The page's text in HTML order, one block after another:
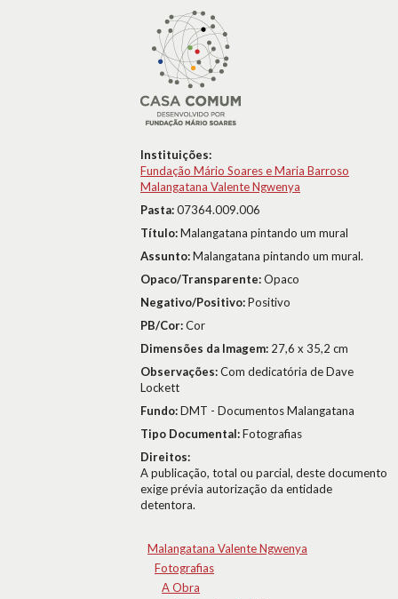
Instituições:
Fundação Mário Soares e Maria Barroso
Malangatana Valente Ngwenya
Pasta:07364.009.006
Título:Malangatana pintando um mural
Assunto:Malangatana pintando um mural.
Opaco/Transparente:Opaco
Negativo/Positivo:Positivo
PB/Cor:Cor
Dimensões da Imagem: 27,6 x 35,2 cm
Observações:Com dedicatória de Dave
Lockett
Fundo:DMT - Documentos Malangatana
Tipo Documental:Fotografias
Direitos:
A publicação, total ou parcial, deste documento
exige prévia autorização da entidade
detentora.
Malangatana Valente Ngwenya
Fotografias
A Obra